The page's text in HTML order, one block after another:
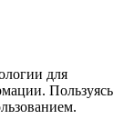
для
Пользуясь